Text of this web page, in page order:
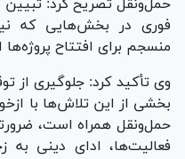
حمل‌ونقل تصریح کرد:
فوری در بخش‌هایی که
منسجم برای افتتاح
وی تأکید کرد: جلوگیری از
بخشی از این تلاش‌ها با
حمل‌ونقل همراه است،
فعالیت‌ها، ادای دینی